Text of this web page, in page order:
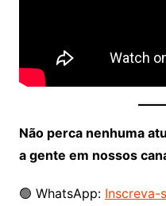
Não perca nenhuma
a gente em nossos
🟢 WhatsApp: Inscreva-